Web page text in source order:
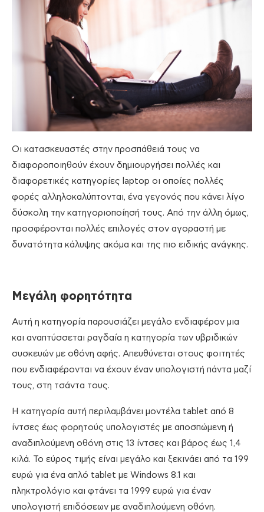
Οι κατασκευαστές στην προσπάθειά τους να
διαφοροποιηθούν έχουν δημιουργήσει πολλές και
διαφορετικές κατηγορίες laptop οι οποίες πολλές
φορές αλληλοκαλύπτονται, ένα γεγονός που κάνει λίγο
δύσκολη την κατηγοριοποίησή τους. Από την άλλη όμως,
προσφέρονται πολλές επιλογές στον αγοραστή με
δυνατότητα κάλυψης ακόμα και της πιο ειδικής ανάγκης.
Μεγάλη φορητότητα
Αυτή η κατηγορία παρουσιάζει μεγάλο ενδιαφέρον μια
και αναπτύσσεται ραγδαία η κατηγορία των υβριδικών
συσκευών με οθόνη αφής. Απευθύνεται στους φοιτητές
που ενδιαφέρονται να έχουν έναν υπολογιστή πάντα μαζί
τους, στη τσάντα τους.
Η κατηγορία αυτή περιλαμβάνει μοντέλα tablet από 8
ίντσες έως φορητούς υπολογιστές με αποσπώμενη ή
αναδιπλούμενη οθόνη στις 13 ίντσες και βάρος έως 1,4
κιλά. Το εύρος τιμής είναι μεγάλο και ξεκινάει από τα 199
ευρώ για ένα απλό tablet με Windows 8.1 και
πληκτρολόγιο και φτάνει τα 1999 ευρώ για έναν
υπολογιστή επιδόσεων με αναδιπλούμενη οθόνη.